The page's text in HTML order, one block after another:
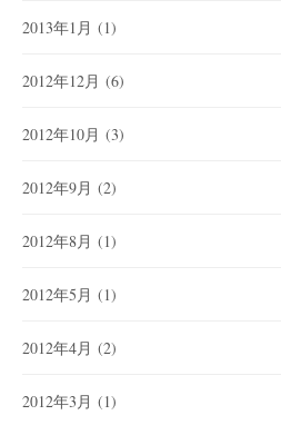
2013年1月 (1)
2012年12月 (6)
2012年10月 (3)
2012年9月 (2)
2012年8月 (1)
2012年5月 (1)
2012年4月 (2)
2012年3月 (1)